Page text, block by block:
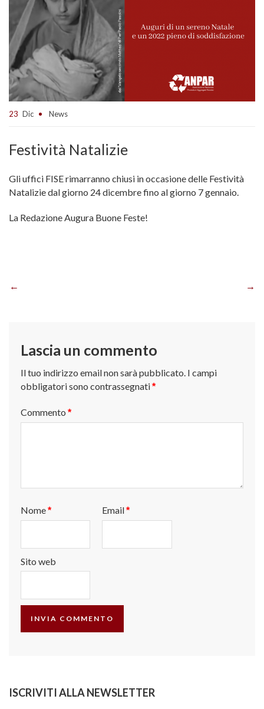
23 Dic News
Festività Natalizie
Gli uffici FISE rimarranno chiusi in occasione delle Festività
Natalizie dal giorno 24 dicembre fino al giorno 7 gennaio.
La Redazione Augura Buone Feste!
Navigazione
Lascia un commento
Il tuo indirizzo email non sarà pubblicato. I campi
obbligatori sono contrassegnati*
Commento *
Nome* Email*
Sito web
ISCRIVITI ALLA NEWSLETTER